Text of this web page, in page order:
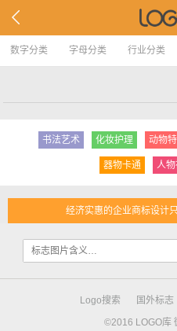
数字分类 字母分类 行业分类
书法艺术 化妆护理 动物
器物卡通 人
经济实惠的企业商标设计
Logo搜索 国外标志
©2016 LOGO库